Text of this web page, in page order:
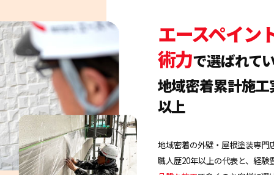
エースペイン
術力で選ばれて
地域密着累計施工
以上
地域密着の外壁・屋根塗装専門
職人歴20年以上の代表と、経験